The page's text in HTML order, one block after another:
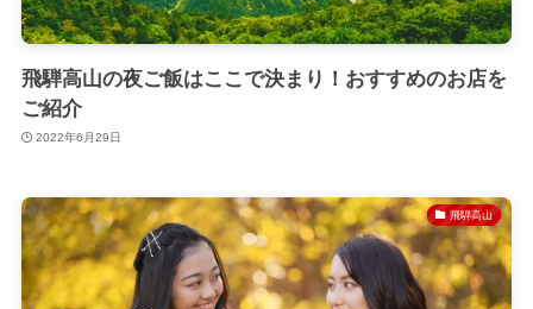
飛騨高山の夜ご飯はここで決まり！おすすめのお店を
ご紹介
2022年6月29日
飛騨高山